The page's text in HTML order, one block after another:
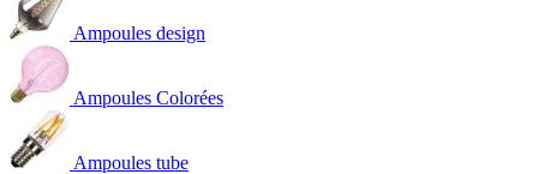
Ampoules design
Ampoules Colorées
Ampoules tube